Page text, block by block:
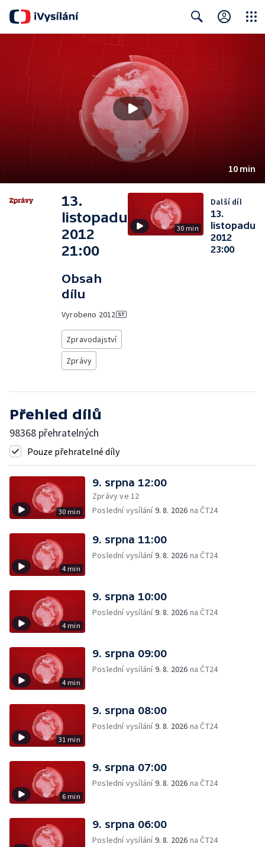
10 min
13.
listopadu
2012
21:00
Obsah
dílu
Vyrobeno 2012
Zpravodajství
Zprávy
30 min
Další díl
13.
listopadu
2012
23:00
Přehled dílů
98368 přehratelných
Pouze přehratelné díly
30 min
9. srpna 12:00
Zprávy ve 12
Poslední vysílání9. 8. 2026 na ČT24
4 min
9. srpna 11:00
Poslední vysílání9. 8. 2026 na ČT24
4 min
9. srpna 10:00
Poslední vysílání9. 8. 2026 na ČT24
4 min
9. srpna 09:00
Poslední vysílání9. 8. 2026 na ČT24
31 min
9. srpna 08:00
Poslední vysílání9. 8. 2026 na ČT24
6 min
9. srpna 07:00
Poslední vysílání9. 8. 2026 na ČT24
9. srpna 06:00
Poslední vysílání9. 8. 2026 na ČT24